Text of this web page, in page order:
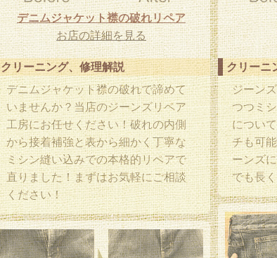
デニムジャケット襟の破れリペア
お店の詳細を見る
クリーニング、修理解説
デニムジャケット襟の破れで諦めて
いませんか？当店のジーンズリペア
工房にお任せください！破れの内側
から接着補強と表から細かく丁寧な
ミシン縫い込みでの本格的リペアで
直りました！まずはお気軽にご相談
ください！
クリーニ
ジーン
つつミ
につい
チも可
ーンズ
でも長